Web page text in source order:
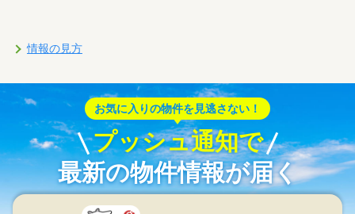
情報の見方
お気に入りの物件を見逃さない！
プッシュ通知で
最新の物件情報が届く